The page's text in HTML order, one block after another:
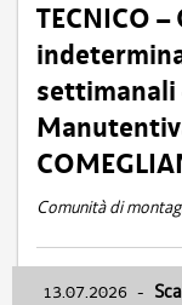
TECNICO
settimanali
Comunità di
13.07.2026 -